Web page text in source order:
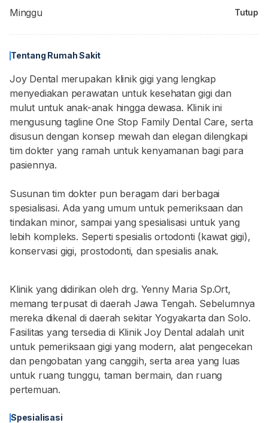
Minggu Tutup
Tentang Rumah Sakit
Joy Dental merupakan klinik gigi yang lengkap
menyediakan perawatan untuk kesehatan gigi dan
mulut untuk anak-anak hingga dewasa. Klinik ini
mengusung tagline One Stop Family Dental Care, serta
disusun dengan konsep mewah dan elegan dilengkapi
tim dokter yang ramah untuk kenyamanan bagi para
pasiennya.
Susunan tim dokter pun beragam dari berbagai
spesialisasi. Ada yang umum untuk pemeriksaan dan
tindakan minor, sampai yang spesialisasi untuk yang
lebih kompleks. Seperti spesialis ortodonti (kawat gigi),
konservasi gigi, prostodonti, dan spesialis anak.
Klinik yang didirikan oleh drg. Yenny Maria Sp.Ort,
memang terpusat di daerah Jawa Tengah. Sebelumnya
mereka dikenal di daerah sekitar Yogyakarta dan Solo.
Fasilitas yang tersedia di Klinik Joy Dental adalah unit
untuk pemeriksaan gigi yang modern, alat pengecekan
dan pengobatan yang canggih, serta area yang luas
untuk ruang tunggu, taman bermain, dan ruang
pertemuan.
Spesialisasi